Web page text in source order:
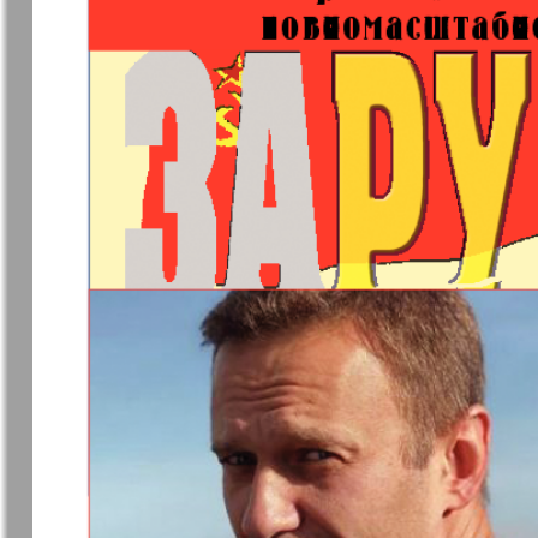
1
7
❬
Баден-
МК-Германия
планета мнений
МК-
Новые Земляки
Партнер Партнер-
Телеграф